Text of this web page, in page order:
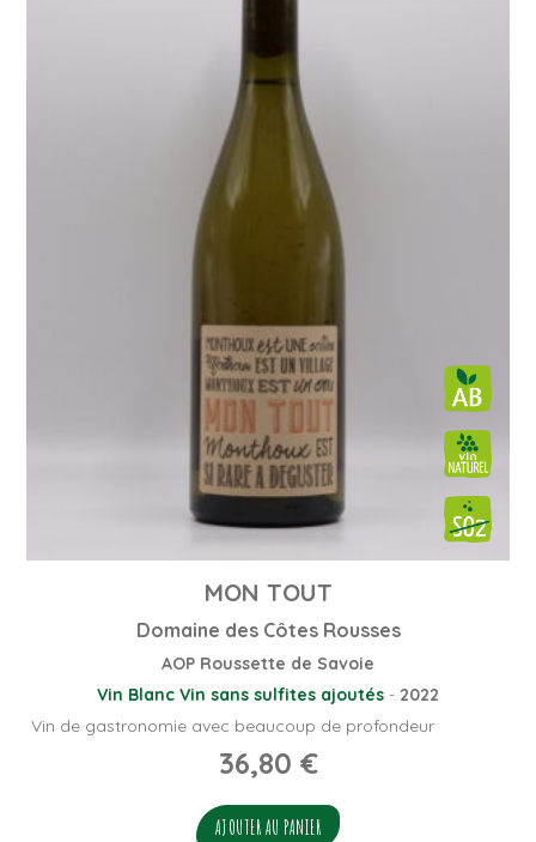
MON TOUT
Domaine des Côtes Rousses
AOP Roussette de Savoie
Vin Blanc Vin sans sulfites ajoutés - 2022
Vin de gastronomie avec beaucoup de profondeur
36,80 €
AJOUTER AU PANIER